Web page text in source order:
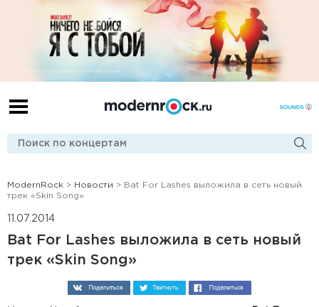
ModernRock > Новости > Bat For Lashes выложила в сеть новый
трек «Skin Song»
11.07.2014
Bat For Lashes выложила в сеть новый
трек «Skin Song»